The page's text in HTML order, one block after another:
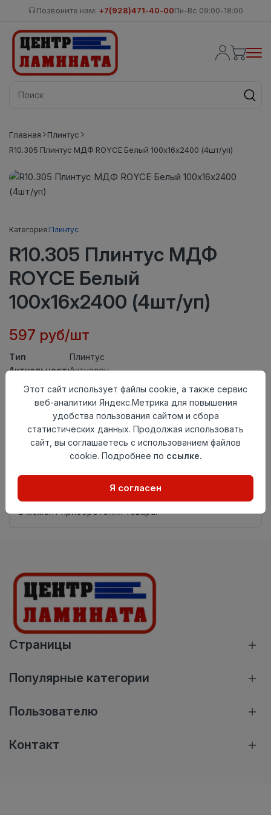
Позвоните нам: +7(928)471-40-00Пн-Вс 09:00-18:00
Главная
Плинтус
R10.305 Плинтус МДФ ROYCE Белый 100x16x2400 (4шт/уп)
Категория:Плинтус
R10.305 Плинтус МДФ
ROYCE Белый
100x16x2400 (4шт/уп)
597 руб/шт
Тип
Плинтус
АктуальностьАктуален
Материал
происхождения
Россия
Осталось54 шт
Добавить в корзину
Внимание! Внешний вид товара может отличаться от
представленного на настоящем сайте. Проверяйте
наличие необходимых характеристик и комплектации
в момент приобретения товара.
Страницы
Популярные категории
Пользователю
Контакт
Этот сайт использует файлы cookie, а также сервис
веб-аналитики Яндекс.Метрика для повышения
удобства пользования сайтом и сбора
статистических данных. Продолжая использовать
сайт, вы соглашаетесь с использованием файлов
cookie. Подробнее по ссылке.
Я согласен